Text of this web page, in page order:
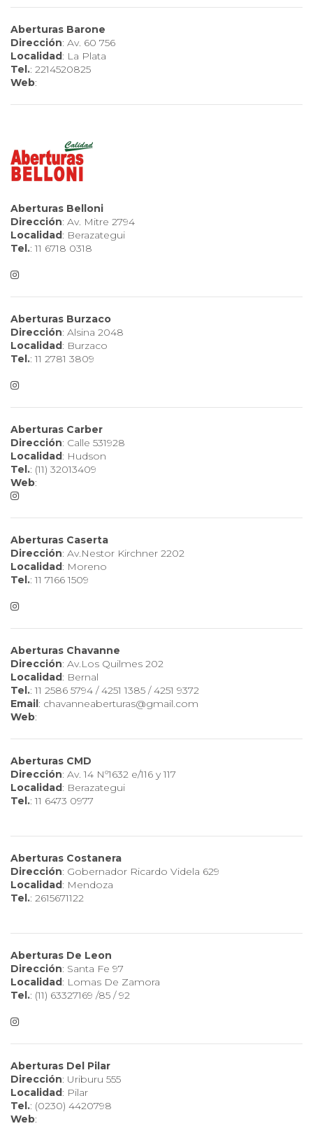
Aberturas Barone
Dirección: Av. 60 756
Localidad: La Plata
Tel.: 2214520825
Web:
Aberturas Belloni
Dirección: Av. Mitre 2794
Localidad: Berazategui
Tel.: 11 6718 0318
Aberturas Burzaco
Dirección: Alsina 2048
Localidad: Burzaco
Tel.: 11 2781 3809
Aberturas Carber
Dirección: Calle 531928
Localidad: Hudson
Tel.: (11) 32013409
Web:
Aberturas Caserta
Dirección: Av.Nestor Kirchner 2202
Localidad: Moreno
Tel.: 11 7166 1509
Aberturas Chavanne
Dirección: Av.Los Quilmes 202
Localidad: Bernal
Tel.: 11 2586 5794 / 4251 1385 / 4251 9372
Email: chavanneaberturas@gmail.com
Web:
Aberturas CMD
Dirección: Av. 14 Nº1632 e/116 y 117
Localidad: Berazategui
Tel.: 11 6473 0977
Aberturas Costanera
Dirección: Gobernador Ricardo Videla 629
Localidad: Mendoza
Tel.: 2615671122
Aberturas De Leon
Dirección: Santa Fe 97
Localidad: Lomas De Zamora
Tel.: (11) 63327169 /85 / 92
Aberturas Del Pilar
Dirección: Uriburu 555
Localidad: Pilar
Tel.: (0230) 4420798
Web: